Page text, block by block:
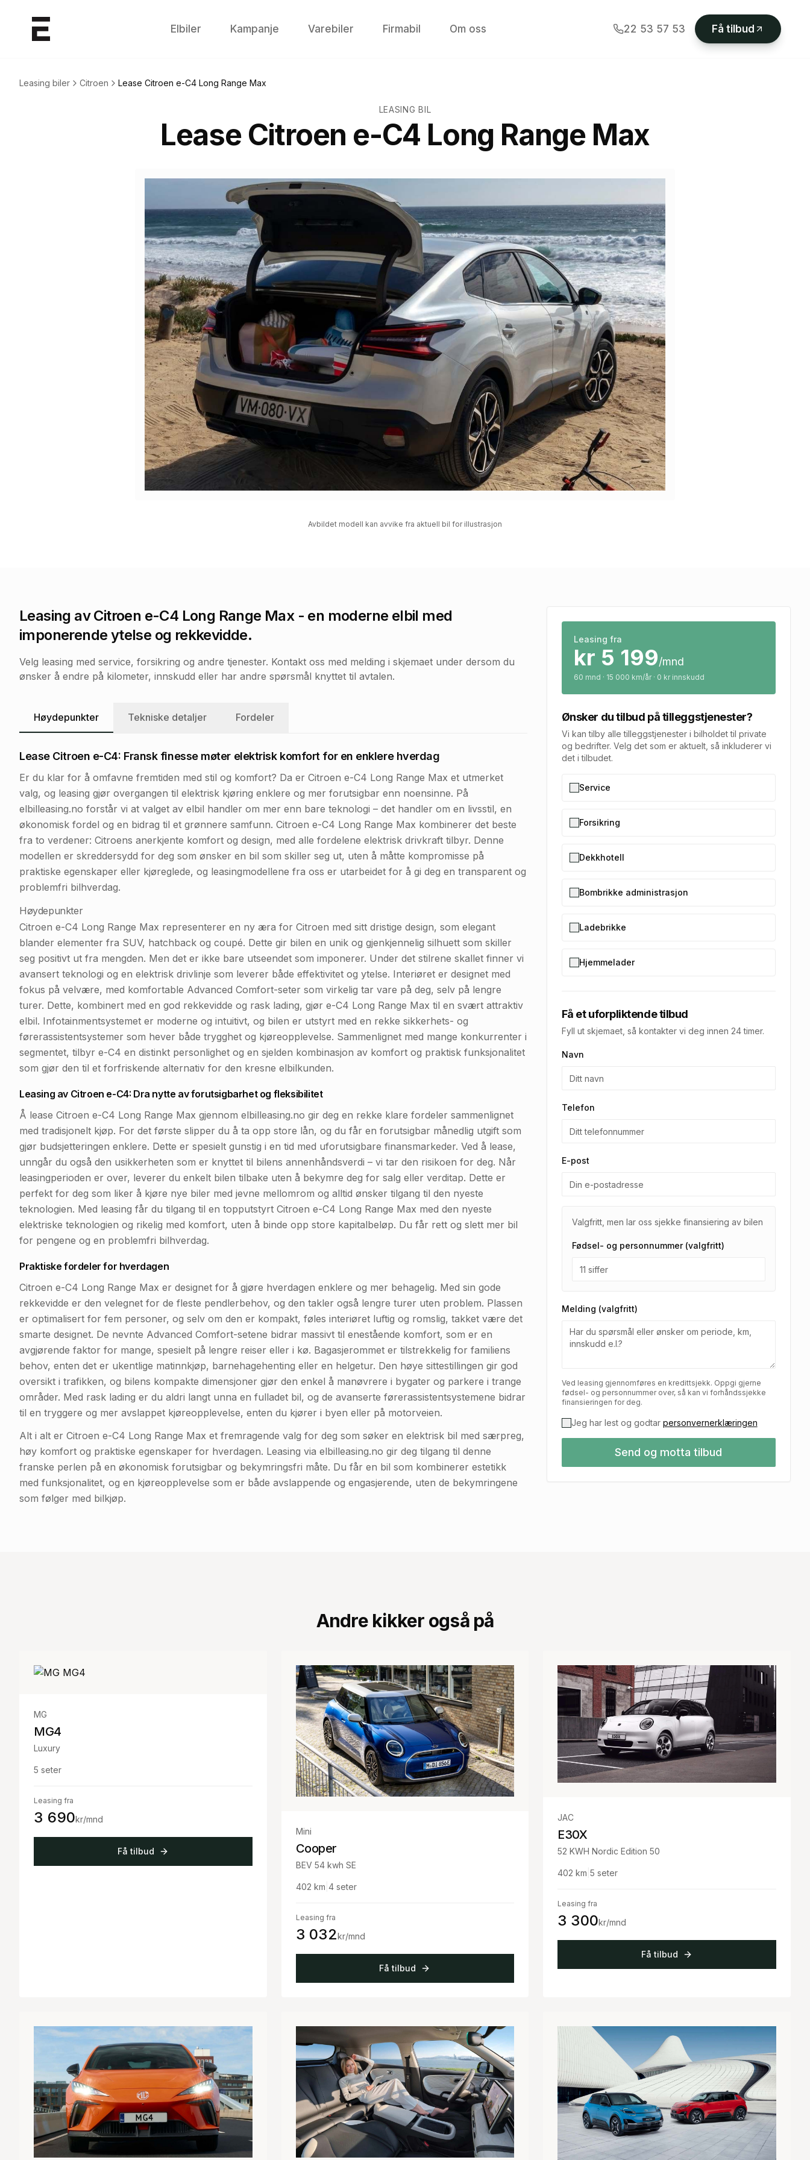
Elbiler Kampanje Varebiler Firmabil Om oss 22 53 57 53 Få tilbud
Leasing biler Citroen Lease Citroen e-C4 Long Range Max
LEASING BIL
Lease Citroen e-C4 Long Range Max
Avbildet modell kan avvike fra aktuell bil for illustrasjon
Leasing avCitroen e-C4 Long Range Max- en moderne elbil med
imponerende ytelse og rekkevidde.
Velg leasing med service, forsikring og andre tjenester. Kontakt oss med melding i skjemaet under dersom du
ønsker å endre på kilometer, innskudd eller har andre spørsmål knyttet til avtalen.
Høydepunkter Tekniske detaljer Fordeler
Lease Citroen e-C4: Fransk finesse møter elektrisk komfort for en enklere hverdag
Er du klar for å omfavne fremtiden med stil og komfort? Da er Citroen e-C4 Long Range Max et utmerket
valg, og leasing gjør overgangen til elektrisk kjøring enklere og mer forutsigbar enn noensinne. På
elbilleasing.no forstår vi at valget av elbil handler om mer enn bare teknologi – det handler om en livsstil, en
økonomisk fordel og en bidrag til et grønnere samfunn. Citroen e-C4 Long Range Max kombinerer det beste
fra to verdener: Citroens anerkjente komfort og design, med alle fordelene elektrisk drivkraft tilbyr. Denne
modellen er skreddersydd for deg som ønsker en bil som skiller seg ut, uten å måtte kompromisse på
praktiske egenskaper eller kjøreglede, og leasingmodellene fra oss er utarbeidet for å gi deg en transparent og
problemfri bilhverdag.
Høydepunkter
Citroen e-C4 Long Range Max representerer en ny æra for Citroen med sitt dristige design, som elegant
blander elementer fra SUV, hatchback og coupé. Dette gir bilen en unik og gjenkjennelig silhuett som skiller
seg positivt ut fra mengden. Men det er ikke bare utseendet som imponerer. Under det stilrene skallet finner vi
avansert teknologi og en elektrisk drivlinje som leverer både effektivitet og ytelse. Interiøret er designet med
fokus på velvære, med komfortable Advanced Comfort-seter som virkelig tar vare på deg, selv på lengre
turer. Dette, kombinert med en god rekkevidde og rask lading, gjør e-C4 Long Range Max til en svært attraktiv
elbil. Infotainmentsystemet er moderne og intuitivt, og bilen er utstyrt med en rekke sikkerhets- og
førerassistentsystemer som hever både trygghet og kjøreopplevelse. Sammenlignet med mange konkurrenter i
segmentet, tilbyr e-C4 en distinkt personlighet og en sjelden kombinasjon av komfort og praktisk funksjonalitet
som gjør den til et forfriskende alternativ for den kresne elbilkunden.
Leasing av Citroen e-C4: Dra nytte av forutsigbarhet og fleksibilitet
Å lease Citroen e-C4 Long Range Max gjennom elbilleasing.no gir deg en rekke klare fordeler sammenlignet
med tradisjonelt kjøp. For det første slipper du å ta opp store lån, og du får en forutsigbar månedlig utgift som
gjør budsjetteringen enklere. Dette er spesielt gunstig i en tid med uforutsigbare finansmarkeder. Ved å lease,
unngår du også den usikkerheten som er knyttet til bilens annenhåndsverdi – vi tar den risikoen for deg. Når
leasingperioden er over, leverer du enkelt bilen tilbake uten å bekymre deg for salg eller verditap. Dette er
perfekt for deg som liker å kjøre nye biler med jevne mellomrom og alltid ønsker tilgang til den nyeste
teknologien. Med leasing får du tilgang til en topputstyrt Citroen e-C4 Long Range Max med den nyeste
elektriske teknologien og rikelig med komfort, uten å binde opp store kapitalbeløp. Du får rett og slett mer bil
for pengene og en problemfri bilhverdag.
Praktiske fordeler for hverdagen
Citroen e-C4 Long Range Max er designet for å gjøre hverdagen enklere og mer behagelig. Med sin gode
rekkevidde er den velegnet for de fleste pendlerbehov, og den takler også lengre turer uten problem. Plassen
er optimalisert for fem personer, og selv om den er kompakt, føles interiøret luftig og romslig, takket være det
smarte designet. De nevnte Advanced Comfort-setene bidrar massivt til enestående komfort, som er en
avgjørende faktor for mange, spesielt på lengre reiser eller i kø. Bagasjerommet er tilstrekkelig for familiens
behov, enten det er ukentlige matinnkjøp, barnehagehenting eller en helgetur. Den høye sittestillingen gir god
oversikt i trafikken, og bilens kompakte dimensjoner gjør den enkel å manøvrere i bygater og parkere i trange
områder. Med rask lading er du aldri langt unna en fulladet bil, og de avanserte førerassistentsystemene bidrar
til en tryggere og mer avslappet kjøreopplevelse, enten du kjører i byen eller på motorveien.
Alt i alt er Citroen e-C4 Long Range Max et fremragende valg for deg som søker en elektrisk bil med særpreg,
høy komfort og praktiske egenskaper for hverdagen. Leasing via elbilleasing.no gir deg tilgang til denne
franske perlen på en økonomisk forutsigbar og bekymringsfri måte. Du får en bil som kombinerer estetikk
med funksjonalitet, og en kjøreopplevelse som er både avslappende og engasjerende, uten de bekymringene
som følger med bilkjøp.
Leasing fra
kr 5 199/mnd
60 mnd · 15 000 km/år · 0 kr innskudd
Ønsker du tilbud på tilleggstjenester?
Vi kan tilby alle tilleggstjenester i bilholdet til private
og bedrifter. Velg det som er aktuelt, så inkluderer vi
det i tilbudet.
Service
Forsikring
Dekkhotell
Bombrikke administrasjon
Ladebrikke
Hjemmelader
Få et uforpliktende tilbud
Fyll ut skjemaet, så kontakter vi deg innen 24 timer.
Navn
Telefon
E-post
Valgfritt, men lar oss sjekke finansiering av bilen
Fødsel- og personnummer (valgfritt)
Melding (valgfritt)
Ved leasing gjennomføres en kredittsjekk. Oppgi gjerne
fødsel- og personnummer over, så kan vi forhåndssjekke
finansieringen for deg.
Jeg har lest og godtar personvernerklæringen
Send og motta tilbud
Andre kikker også på
MG
MG4
Luxury
5 seter
Leasing fra
3 690kr/mnd
Få tilbud
Mini
Cooper
BEV 54 kwh SE
402 km 4seter
Leasing fra
3 032kr/mnd
Få tilbud
JAC
E30X
52 KWH Nordic Edition 50
402 km |5 seter
Leasing fra
3 300kr/mnd
Få tilbud